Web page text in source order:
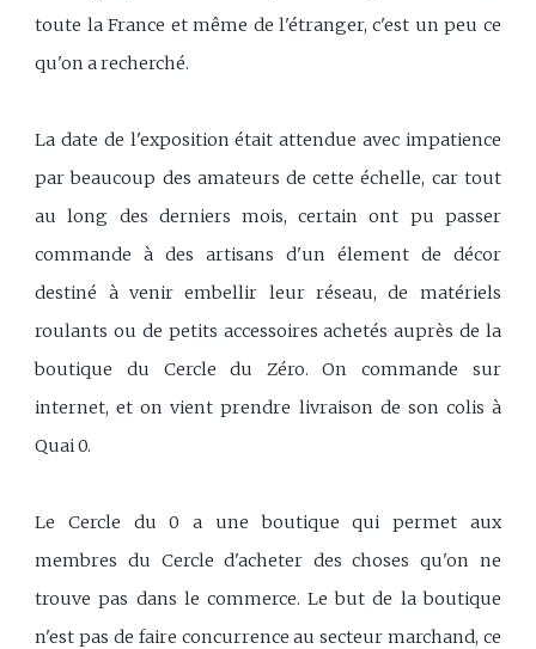
toute la France et même de l'étranger, c'est un peu ce
qu'on a recherché.
La date de l'exposition était attendue avec impatience
par beaucoup des amateurs de cette échelle, car tout
au long des derniers mois, certain ont pu passer
commande à des artisans d'un élement de décor
destiné à venir embellir leur réseau, de matériels
roulants ou de petits accessoires achetés auprès de la
boutique du Cercle du Zéro. On commande sur
internet, et on vient prendre livraison de son colis à
Quai 0.
Le Cercle du 0 a une boutique qui permet aux
membres du Cercle d'acheter des choses qu'on ne
trouve pas dans le commerce. Le but de la boutique
n'est pas de faire concurrence au secteur marchand, ce